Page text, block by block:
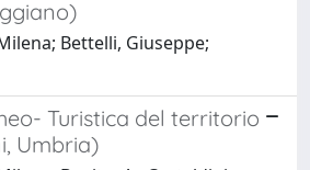
Bettelli, Giuseppe;
Turistica del territorio
Umbria)